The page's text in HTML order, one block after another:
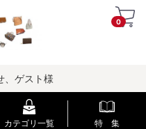
0
、ゲスト様
カテゴリ一覧 特 集